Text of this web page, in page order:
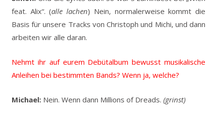
feat. Alix“. (alle lachen) Nein, normalerweise kommt die
Basis für unsere Tracks von Christoph und Michi, und dann
arbeiten wir alle daran.
Nehmt ihr auf eurem Debütalbum bewusst musikalische
Anleihen bei bestimmten Bands? Wenn ja, welche?
Michael: Nein. Wenn dann Millions of Dreads. (grinst)